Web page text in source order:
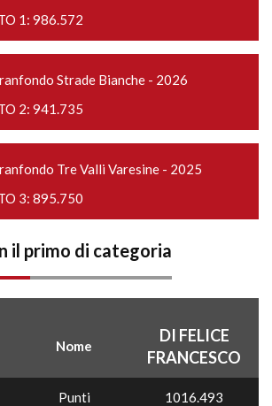
1: 986.572
Strade Bianche - 2026
2: 941.735
Tre Valli Varesine - 2025
3: 895.750
il primo di categoria
Nome
DI FELICE
FRANCESCO
Punti 1016.493